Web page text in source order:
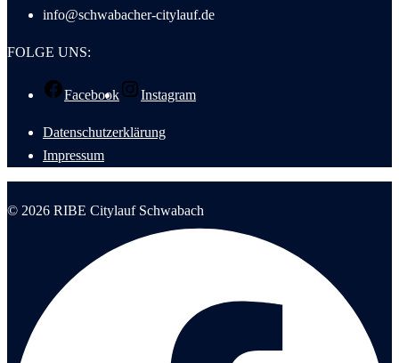
info@schwabacher-citylauf.de
FOLGE UNS:
Facebook Instagram
Datenschutzerklärung
Impressum
© 2026 RIBE Citylauf Schwabach